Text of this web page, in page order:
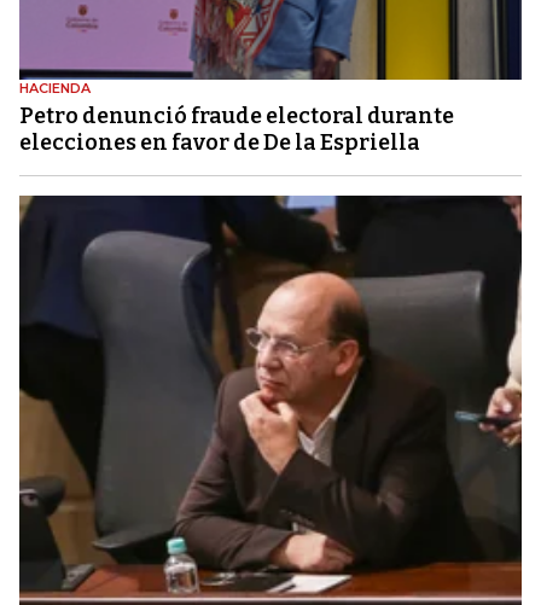
HACIENDA
Petro denunció fraude electoral durante
elecciones en favor de De la Espriella